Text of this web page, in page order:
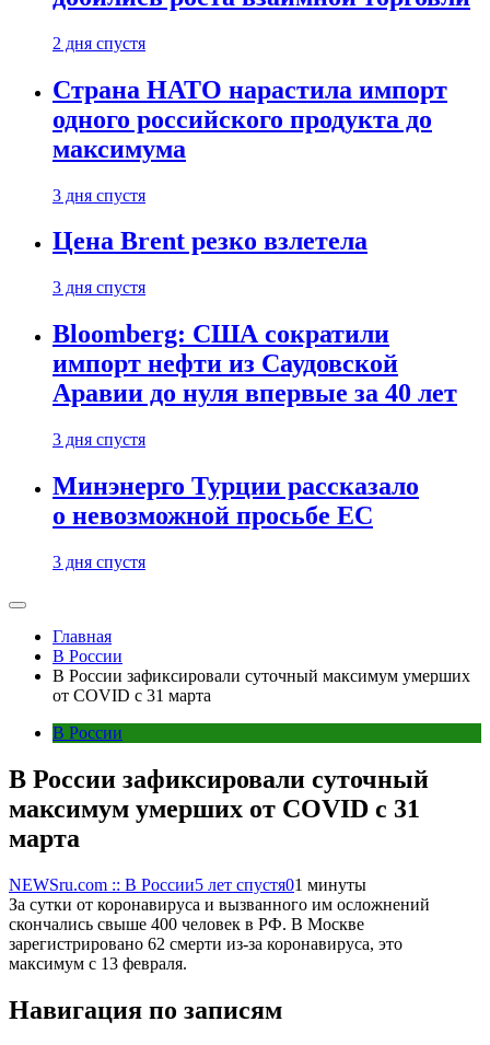
2 дня спустя
Страна НАТО нарастила импорт
одного российского продукта до
максимума
3 дня спустя
Цена Brent резко взлетела
3 дня спустя
Bloomberg: США сократили
импорт нефти из Саудовской
Аравии до нуля впервые за 40 лет
3 дня спустя
Минэнерго Турции рассказало
о невозможной просьбе ЕС
3 дня спустя
Главная
В России
В России зафиксировали суточный максимум умерших
от COVID с 31 марта
В России
В России зафиксировали суточный
максимум умерших от COVID с 31
марта
NEWSru.com :: В России5 лет спустя01 минуты
За сутки от коронавируса и вызванного им осложнений
скончались свыше 400 человек в РФ. В Москве
зарегистрировано 62 смерти из-за коронавируса, это
максимум с 13 февраля.
Навигация по записям